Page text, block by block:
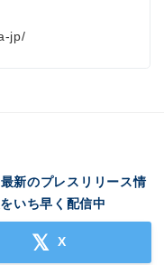
jp/
新のプレスリリース情
いち早く配信中
X